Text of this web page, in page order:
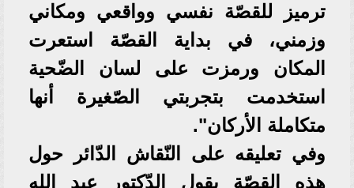
ترميز للقصّة نفسي وواقعي ومكاني
وزمني، في بداية القصّة استعرت
المكان ورمزت على لسان الضّحية
استخدمت بتجربتي الصّغيرة أنها
متكاملة الأركان".
وفي تعليقه على النّقاش الدّائر حول
هذه القصّة يقول الدّكتور عبد الله